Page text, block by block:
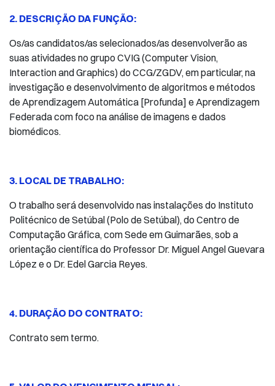
2. DESCRIÇÃO DA FUNÇÃO:
Os/as candidatos/as selecionados/as desenvolverão as
suas atividades no grupo CVIG (Computer Vision,
Interaction and Graphics) do CCG/ZGDV, em particular, na
investigação e desenvolvimento de algoritmos e métodos
de Aprendizagem Automática [Profunda] e Aprendizagem
Federada com foco na análise de imagens e dados
biomédicos.
3. LOCAL DE TRABALHO:
O trabalho será desenvolvido nas instalações do Instituto
Politécnico de Setúbal (Polo de Setúbal), do Centro de
Computação Gráfica, com Sede em Guimarães, sob a
orientação científica do Professor Dr. Miguel Angel Guevara
López e o Dr. Edel Garcia Reyes.
4. DURAÇÃO DO CONTRATO:
Contrato sem termo.